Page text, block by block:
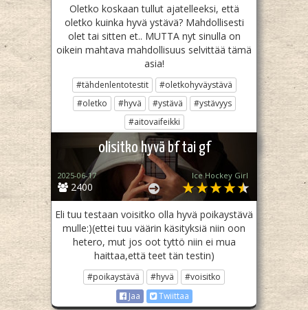
Oletko koskaan tullut ajatelleeksi, että
oletko kuinka hyvä ystävä? Mahdollisesti
olet tai sitten et.. MUTTA nyt sinulla on
oikein mahtava mahdollisuus selvittää tämä
asia!
#tähdenlentotestit
#oletkohyväystävä
#oletko
#hyvä #ystävä
#ystävyys
#aitovaifeikki
Jaa
Twiittaa
olisitko hyvä bf tai gf
2400
2025-06-17 Ice Hockey Girl
Eli tuu testaan voisitko olla hyvä poikaystävä
mulle:)(ettei tuu väärin käsityksiä niin oon
hetero, mut jos oot tyttö niin ei mua
haittaa,että teet tän testin)
#poikaystävä #hyvä
#voisitko
Jaa
Twiittaa